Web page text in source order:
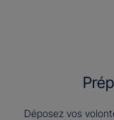
Déposez vos